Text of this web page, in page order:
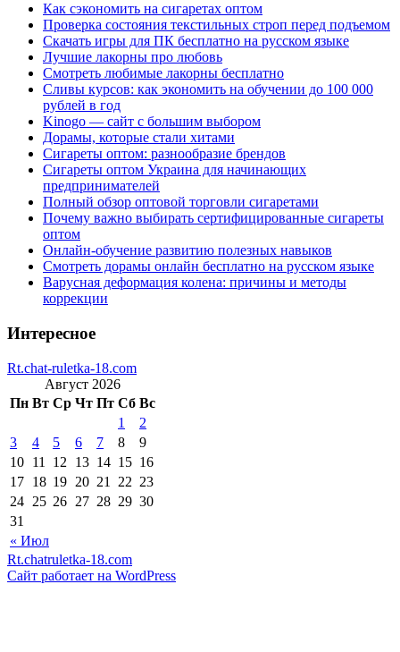
Как сэкономить на сигаретах оптом
Проверка состояния текстильных строп перед подъемом
Скачать игры для ПК бесплатно на русском языке
Лучшие лакорны про любовь
Смотреть любимые лакорны бесплатно
Сливы курсов: как экономить на обучении до 100 000
рублей в год
Kinogo — сайт с большим выбором
Дорамы, которые стали хитами
Сигареты оптом: разнообразие брендов
Сигареты оптом Украина для начинающих
предпринимателей
Полный обзор оптовой торговли сигаретами
Почему важно выбирать сертифицированные сигареты
оптом
Онлайн-обучение развитию полезных навыков
Смотреть дорамы онлайн бесплатно на русском языке
Варусная деформация колена: причины и методы
коррекции
Интересное
Rt.chat-ruletka-18.com
Август 2026
Пн Вт Ср Чт Пт Сб Вс
« Июл
1
2
3
4 5 6 7 8
9
10 11 12 13 14 15 16
17 18 19 20 21 22 23
24 25 26 27 28 29 30
31
Rt.chatruletka-18.com
Сайт работает на WordPress